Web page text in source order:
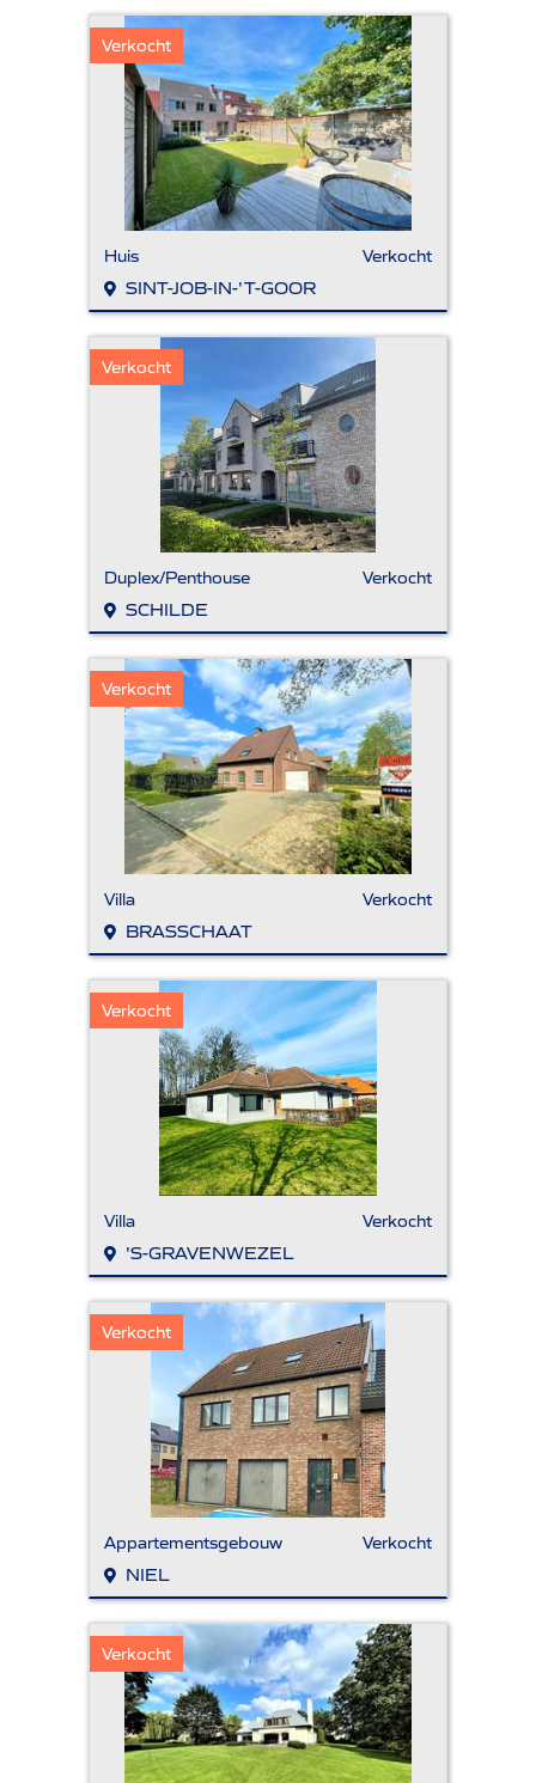
Verkocht
Huis Verkocht
SINT-JOB-IN-'T-GOOR
Verkocht
Duplex/Penthouse Verkocht
SCHILDE
Verkocht
Villa Verkocht
BRASSCHAAT
Verkocht
Villa Verkocht
'S-GRAVENWEZEL
Verkocht
Appartementsgebouw Verkocht
NIEL
Verkocht